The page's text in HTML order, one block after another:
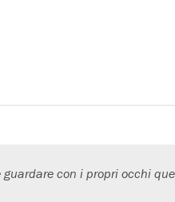
con i propri occhi